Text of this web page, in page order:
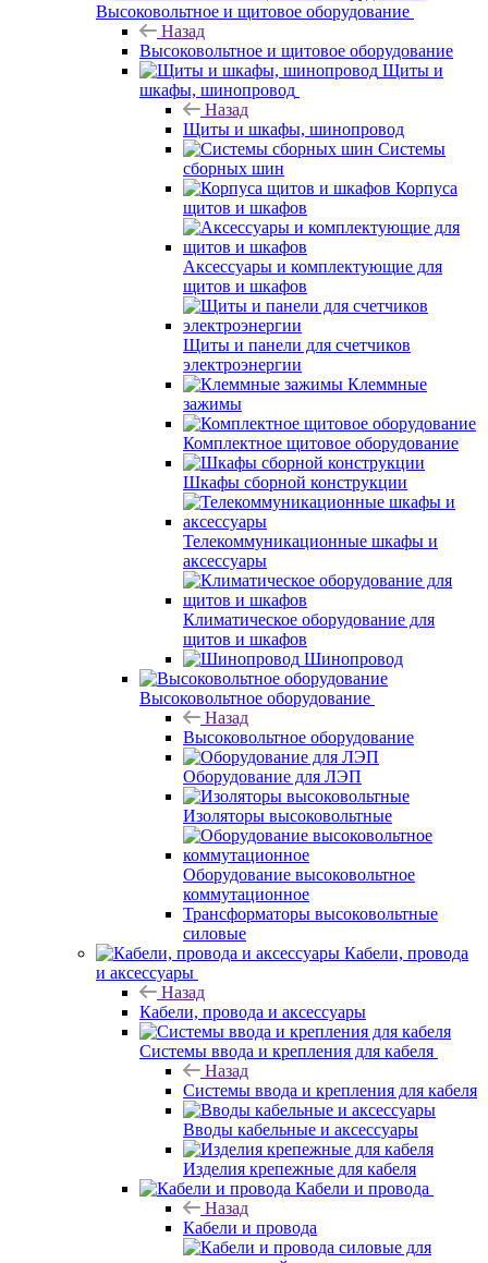
Высоковольтное и щитовое оборудование
Назад
Высоковольтное и щитовое оборудование
Щиты и
шкафы, шинопровод
Назад
Щиты и шкафы, шинопровод
Системы
сборных шин
Корпуса
щитов и шкафов
Аксессуары и комплектующие для
щитов и шкафов
Щиты и панели для счетчиков
электроэнергии
Клеммные
зажимы
Комплектное щитовое оборудование
Шкафы сборной конструкции
Телекоммуникационные шкафы и
аксессуары
Климатическое оборудование для
щитов и шкафов
Шинопровод
Высоковольтное оборудование
Назад
Высоковольтное оборудование
Оборудование для ЛЭП
Изоляторы высоковольтные
Оборудование высоковольтное
коммутационное
Трансформаторы высоковольтные
силовые
Кабели, провода
и аксессуары
Назад
Кабели, провода и аксессуары
Системы ввода и крепления для кабеля
Назад
Системы ввода и крепления для кабеля
Вводы кабельные и аксессуары
Изделия крепежные для кабеля
Кабели и провода
Назад
Кабели и провода